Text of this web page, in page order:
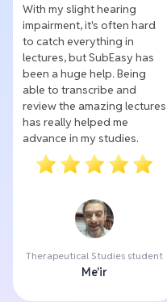
With my slight hearing
impairment, it's often hard
to catch everything in
lectures, but SubEasy has
been a huge help. Being
able to transcribe and
review the amazing lectures
has really helped me
advance in my studies.
Therapeutical Studies student
Me'ir